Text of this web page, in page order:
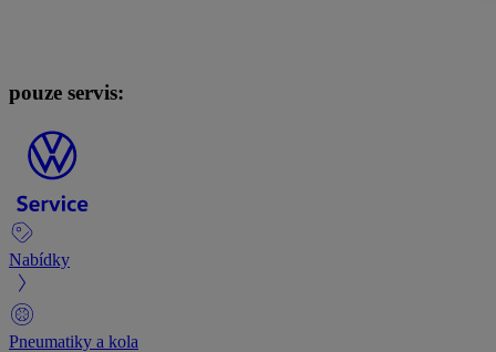
pouze servis:
Nabídky
Pneumatiky a kola